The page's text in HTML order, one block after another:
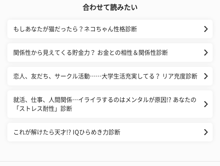
合わせて読みたい
もしあなたが猫だったら？ネコちゃん性格診断
関係性から見えてくる貯金力？ お金との相性＆関係性診断
恋人、友だち、サークル活動……大学生活充実してる？ リア充度診断
就活、仕事、人間関係…イライラするのはメンタルが原因!? あなたの
「ストレス耐性」診断
これが解けたら天才!? IQひらめき力診断